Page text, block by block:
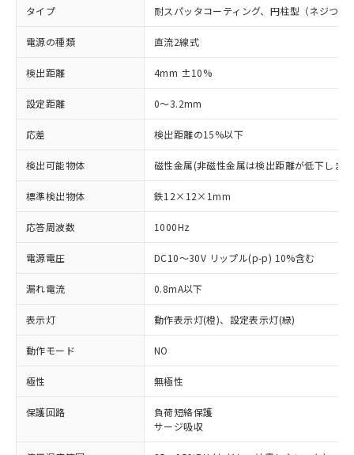
タイプ 耐スパッタコーティング、円柱型（ネジつき
電源の種類 直流2線式
検出距離 4mm ±10%
設定距離 0～3.2mm
応差 検出距離の15%以下
検出可能物体 磁性金属(非磁性金属は検出距離が低下しま
標準検出物体 鉄12×12×1mm
応答周波数 1000Hz
電源電圧 DC10～30V リップル(p-p) 10%含む
漏れ電流 0.8mA以下
表示灯 動作表示灯(橙)、設定表示灯(緑)
動作モード NO
極性 無極性
保護回路
負荷短絡保護
サージ吸収
対応済み：EU RoHS指令（10物質）の
非含有に対応した製品が提供可能な商品で